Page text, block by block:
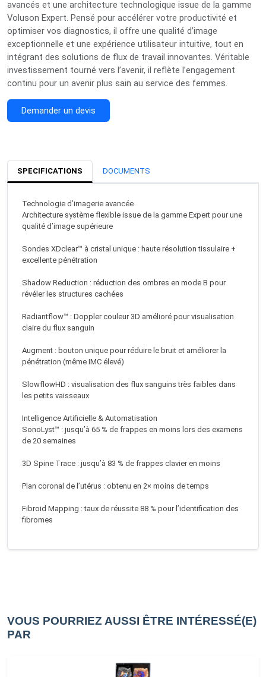
avancés et une architecture technologique issue de la gamme
Voluson Expert. Pensé pour accélérer votre productivité et
optimiser vos diagnostics, il offre une qualité d’image
exceptionnelle et une expérience utilisateur intuitive, tout en
intégrant des solutions de flux de travail innovantes. Véritable
investissement tourné vers l’avenir, il reflète l’engagement
continu pour un avenir plus sain au service des femmes.
Demander un devis
SPECIFICATIONS DOCUMENTS
Technologie d’imagerie avancée
Architecture système flexible issue de la gamme Expert pour une
qualité d’image supérieure
Sondes XDclear™ à cristal unique : haute résolution tissulaire +
excellente pénétration
Shadow Reduction : réduction des ombres en mode B pour
révéler les structures cachées
Radiantflow™ : Doppler couleur 3D amélioré pour visualisation
claire du flux sanguin
Augment : bouton unique pour réduire le bruit et améliorer la
pénétration (même IMC élevé)
SlowflowHD : visualisation des flux sanguins très faibles dans
les petits vaisseaux
Intelligence Artificielle & Automatisation
SonoLyst™ : jusqu’à 65 % de frappes en moins lors des examens
de 20 semaines
3D Spine Trace : jusqu’à 83 % de frappes clavier en moins
Plan coronal de l’utérus : obtenu en 2× moins de temps
Fibroid Mapping : taux de réussite 88 % pour l’identification des
fibromes
VOUS POURRIEZ AUSSI ÊTRE INTÉRESSÉ(E)
PAR